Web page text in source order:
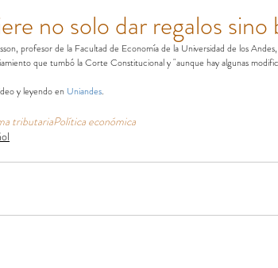
no solo dar regalos
profesor de la Facultad de Economía de la Universidad de los
que tumbó la Corte Constitucional y "aunque hay algunas
y leyendo en Uniandes.
tributariaPolítica económica